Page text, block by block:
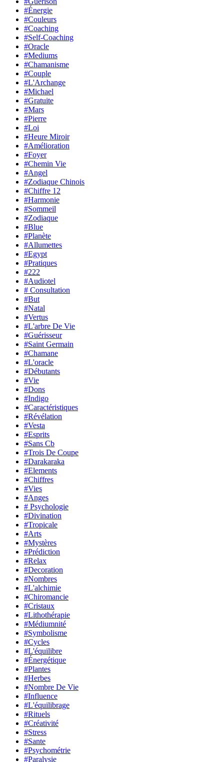
#Énergie
#Couleurs
#Coaching
#Self-Coaching
#Oracle
#Mediums
#Chamanisme
#Couple
#L'Archange
#Michael
#Gratuite
#Mars
#Pierre
#Loi
#Heure Miroir
#Amélioration
#Foyer
#Chemin Vie
#Angel
#Zodiaque Chinois
#Chiffre 12
#Harmonie
#Sommeil
#Zodiaque
#Blue
#Planète
#Allumettes
#Egypt
#Pratiques
#222
#Audiotel
# Consultation
#But
#Natal
#Vertus
#L'arbre De Vie
#Guérisseur
#Saint Germain
#Chamane
#L'oracle
#Débutants
#Vie
#Dons
#Indigo
#Caractéristiques
#Révélation
#Vesta
#Esprits
#Sans Cb
#Trois De Coupe
#Darakaraka
#Elements
#Chiffres
#Vies
#Anges
# Psychologie
#Divination
#Tropicale
#Arts
#Mystères
#Prédiction
#Relax
#Decoration
#Nombres
#L'alchimie
#Chiromancie
#Cristaux
#Lithothérapie
#Médiumnité
#Symbolisme
#Cycles
#L'équilibre
#Énergétique
#Plantes
#Herbes
#Nombre De Vie
#Influence
#L'équilibrage
#Rituels
#Créativité
#Stress
#Sante
#Psychométrie
#Paralysie